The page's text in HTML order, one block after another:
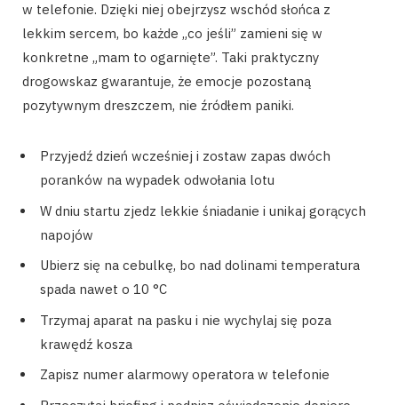
w telefonie. Dzięki niej obejrzysz wschód słońca z
lekkim sercem, bo każde „co jeśli” zamieni się w
konkretne „mam to ogarnięte”. Taki praktyczny
drogowskaz gwarantuje, że emocje pozostaną
pozytywnym dreszczem, nie źródłem paniki.
Przyjedź dzień wcześniej i zostaw zapas dwóch
poranków na wypadek odwołania lotu
W dniu startu zjedz lekkie śniadanie i unikaj gorących
napojów
Ubierz się na cebulkę, bo nad dolinami temperatura
spada nawet o 10 °C
Trzymaj aparat na pasku i nie wychylaj się poza
krawędź kosza
Zapisz numer alarmowy operatora w telefonie